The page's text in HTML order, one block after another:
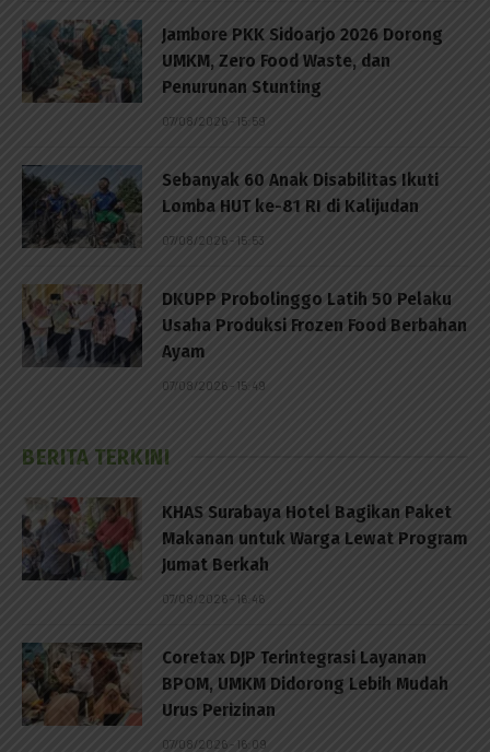
Jambore PKK Sidoarjo 2026 Dorong
UMKM, Zero Food Waste, dan
Penurunan Stunting
07/08/2026 - 15:59
Sebanyak 60 Anak Disabilitas Ikuti
Lomba HUT ke-81 RI di Kalijudan
07/08/2026 - 15:53
DKUPP Probolinggo Latih 50 Pelaku
Usaha Produksi Frozen Food Berbahan
Ayam
07/08/2026 - 15:49
BERITA TERKINI
KHAS Surabaya Hotel Bagikan Paket
Makanan untuk Warga Lewat Program
Jumat Berkah
07/08/2026 - 16:46
Coretax DJP Terintegrasi Layanan
BPOM, UMKM Didorong Lebih Mudah
Urus Perizinan
07/08/2026 - 16:09